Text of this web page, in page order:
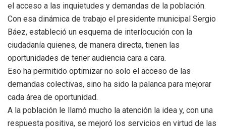
el acceso a las inquietudes y demandas de la población.
Con esa dinámica de trabajo el presidente municipal Sergio
Báez, estableció un esquema de interlocución con la
ciudadanía quienes, de manera directa, tienen las
oportunidades de tener audiencia cara a cara.
Eso ha permitido optimizar no solo el acceso de las
demandas colectivas, sino ha sido la palanca para mejorar
cada área de oportunidad.
A la población le llamó mucho la atención la idea y, con una
respuesta positiva, se mejoró los servicios en virtud de las